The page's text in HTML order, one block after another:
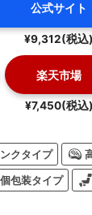
公式サイト
¥9,312(税込)
楽天市場
¥7,450(税込)
ンクタイプ
個包装タイプ